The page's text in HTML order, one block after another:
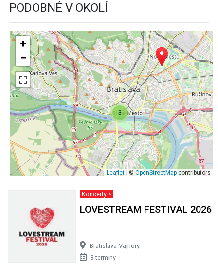
PODOBNÉ V OKOLÍ
3
+
−
Leaflet| © OpenStreetMap contributors
Koncerty >
LOVESTREAM FESTIVAL 2026
Bratislava-Vajnory
3 termíny